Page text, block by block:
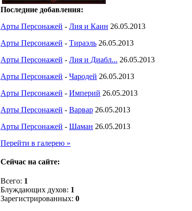
Последние добавления:
Арты Персонажей - Лия и Каин 26.05.2013
Арты Персонажей - Тираэль 26.05.2013
Арты Персонажей - Лия и Диабл... 26.05.2013
Арты Персонажей - Чародей 26.05.2013
Арты Персонажей - Империй 26.05.2013
Арты Персонажей - Варвар 26.05.2013
Арты Персонажей - Шаман 26.05.2013
Перейти в галерею »
Сейчас на сайте:
Всего: 1
Блуждающих духов: 1
Зарегистрированных: 0